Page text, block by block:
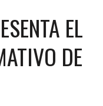
EL
DE